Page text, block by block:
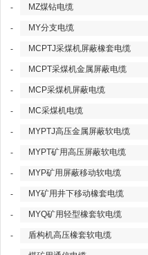
- MZ煤钻电缆
- MY分支电缆
- MCPTJ采煤机屏蔽橡套电缆
- MCPT采煤机金属屏蔽电缆
- MCP采煤机屏蔽电缆
- MC采煤机电缆
- MYPTJ高压金属屏蔽软电缆
- MYPT矿用高压屏蔽软电缆
- MYP矿用屏蔽移动软电缆
- MY矿用井下移动橡套电缆
- MYQ矿用轻型橡套软电缆
- 盾构机高压橡套软电缆